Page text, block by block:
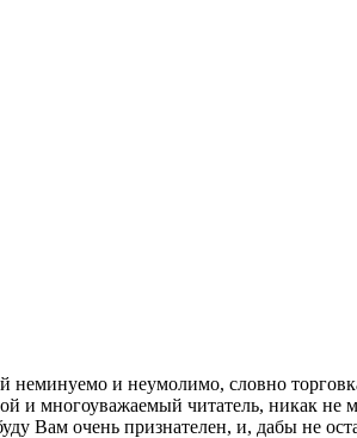
и неумолимо, словно
и многоуважаемый читатель, никак
Вам очень признателен, и, дабы не